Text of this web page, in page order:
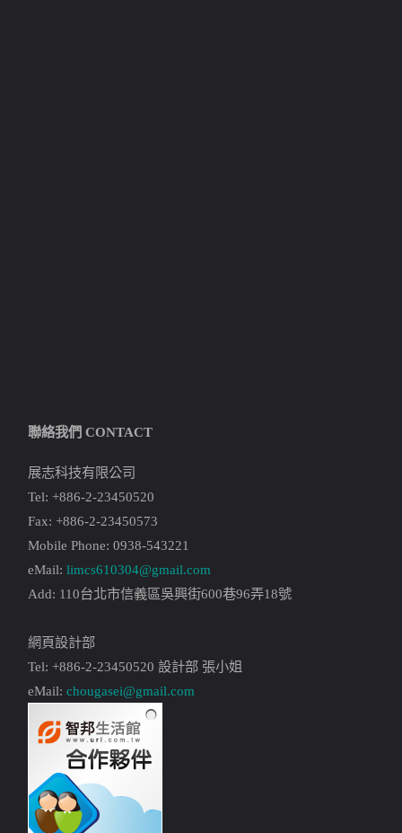
聯絡我們 CONTACT
展志科技有限公司
Tel: +886-2-23450520
Fax: +886-2-23450573
Mobile Phone: 0938-543221
eMail: limcs610304@gmail.com
Add: 110台北市信義區吳興街600巷96弄18號
網頁設計部
Tel: +886-2-23450520 設計部 張小姐
eMail: chougasei@gmail.com